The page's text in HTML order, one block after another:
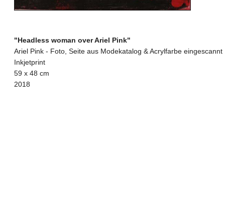
"Headless woman over Ariel Pink"
Ariel Pink - Foto, Seite aus Modekatalog & Acrylfarbe eingescannt
Inkjetprint
59 x 48 cm
2018